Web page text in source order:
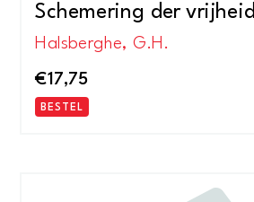
Schemering der vrijheid
Halsberghe, G.H.
€17,75
BESTEL